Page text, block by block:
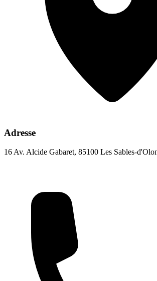
Adresse
16 Av. Alcide Gabaret, 85100 Les Sables-